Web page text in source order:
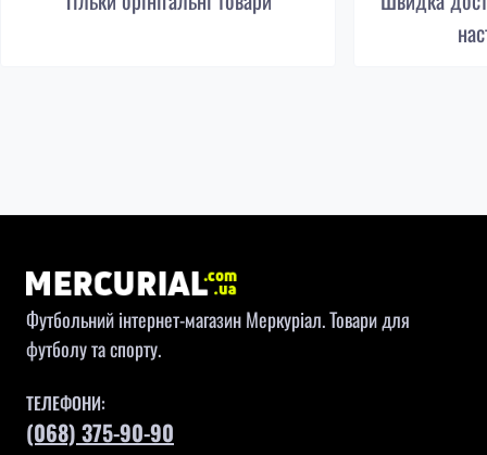
Футбольний інтернет-магазин Меркуріал. Товари для
футболу та спорту.
ТЕЛЕФОНИ:
(068) 375-90-90